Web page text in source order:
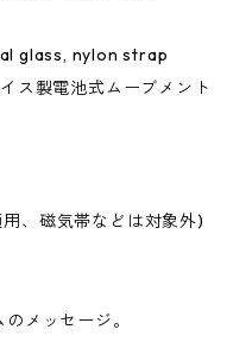
glass, nylon strap
ス製電池式ムーブメント
、磁気帯などは対象外)
メッセージ。